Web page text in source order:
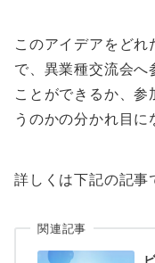
このアイデアをど
で、異業種交流会へ
ことができるか、参
うのかの分かれ目に
詳しくは下記の記事
関連記事